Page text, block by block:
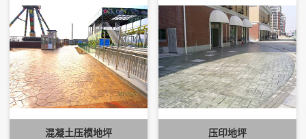
混凝土压模地坪 压印地坪